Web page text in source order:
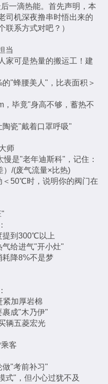
一滴热能。首先声明，本
司机深夜撸串时悟出来的
联系方式对吧？）
当
家可是热量的搬运工！建
"蜂腰美人"，比表面积＞
，毕竟"身高不够，蓄热不
瓷"戴着口罩呼吸"
师
是"老年迪斯科"，记住：
）/(废气流量×比热)
＜50℃时，说明你的阀门在
提到300℃以上
给进气"开小灶"
耗降8%不是梦
加厚岩棉
裹成"木乃伊"
辆五菱宏光
客
做"考前补习"
式"，但小心过犹不及